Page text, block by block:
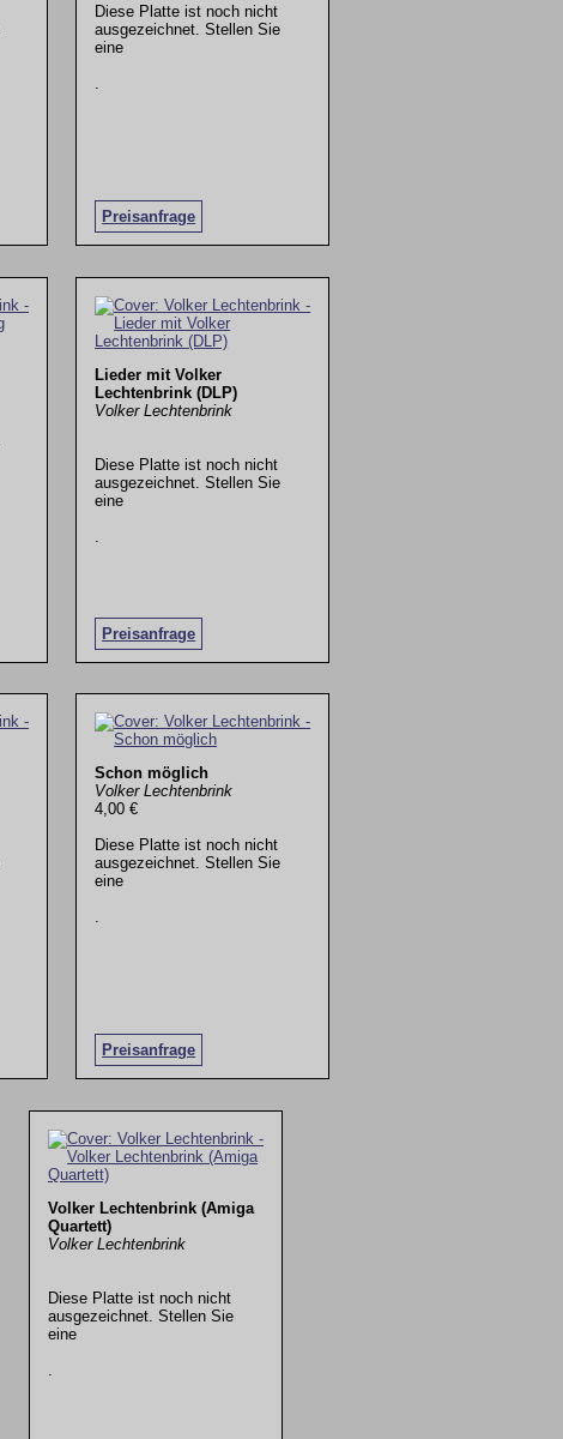
Diese Platte ist noch nicht
ausgezeichnet. Stellen Sie
eine
Preisanfrage
Lieder mit Volker
Lechtenbrink (DLP)
Volker Lechtenbrink
Diese Platte ist noch nicht
ausgezeichnet. Stellen Sie
eine
Preisanfrage
Schon möglich
Volker Lechtenbrink
4,00 €
Diese Platte ist noch nicht
ausgezeichnet. Stellen Sie
eine
Preisanfrage
.
Volker Lechtenbrink (Amiga
Quartett)
Volker Lechtenbrink
Diese Platte ist noch nicht
ausgezeichnet. Stellen Sie
eine